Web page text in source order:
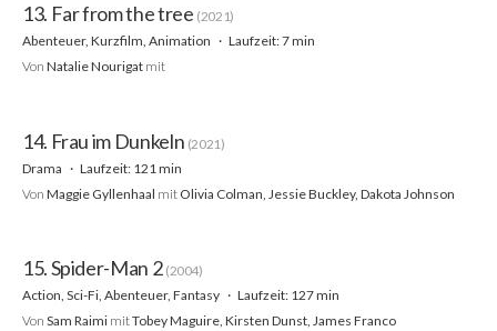
13. Far from the tree (2021)
Abenteuer, Kurzfilm, Animation
Laufzeit: 7 min
Von Natalie Nourigat mit
14. Frau im Dunkeln (2021)
Drama
Laufzeit: 121 min
Von Maggie Gyllenhaal mit Olivia Colman, Jessie Buckley, Dakota Johnson
15. Spider-Man 2 (2004)
Action, Sci-Fi, Abenteuer, Fantasy
Laufzeit: 127 min
Von Sam Raimi mitTobey Maguire, Kirsten Dunst, James Franco